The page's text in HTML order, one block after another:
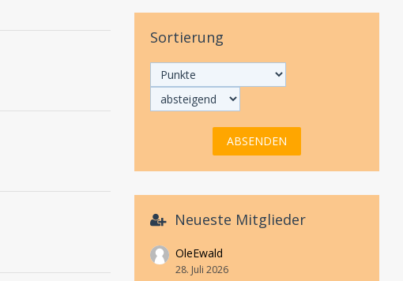
Sortierung
Neueste Mitglieder
OleEwald
28. Juli 2026